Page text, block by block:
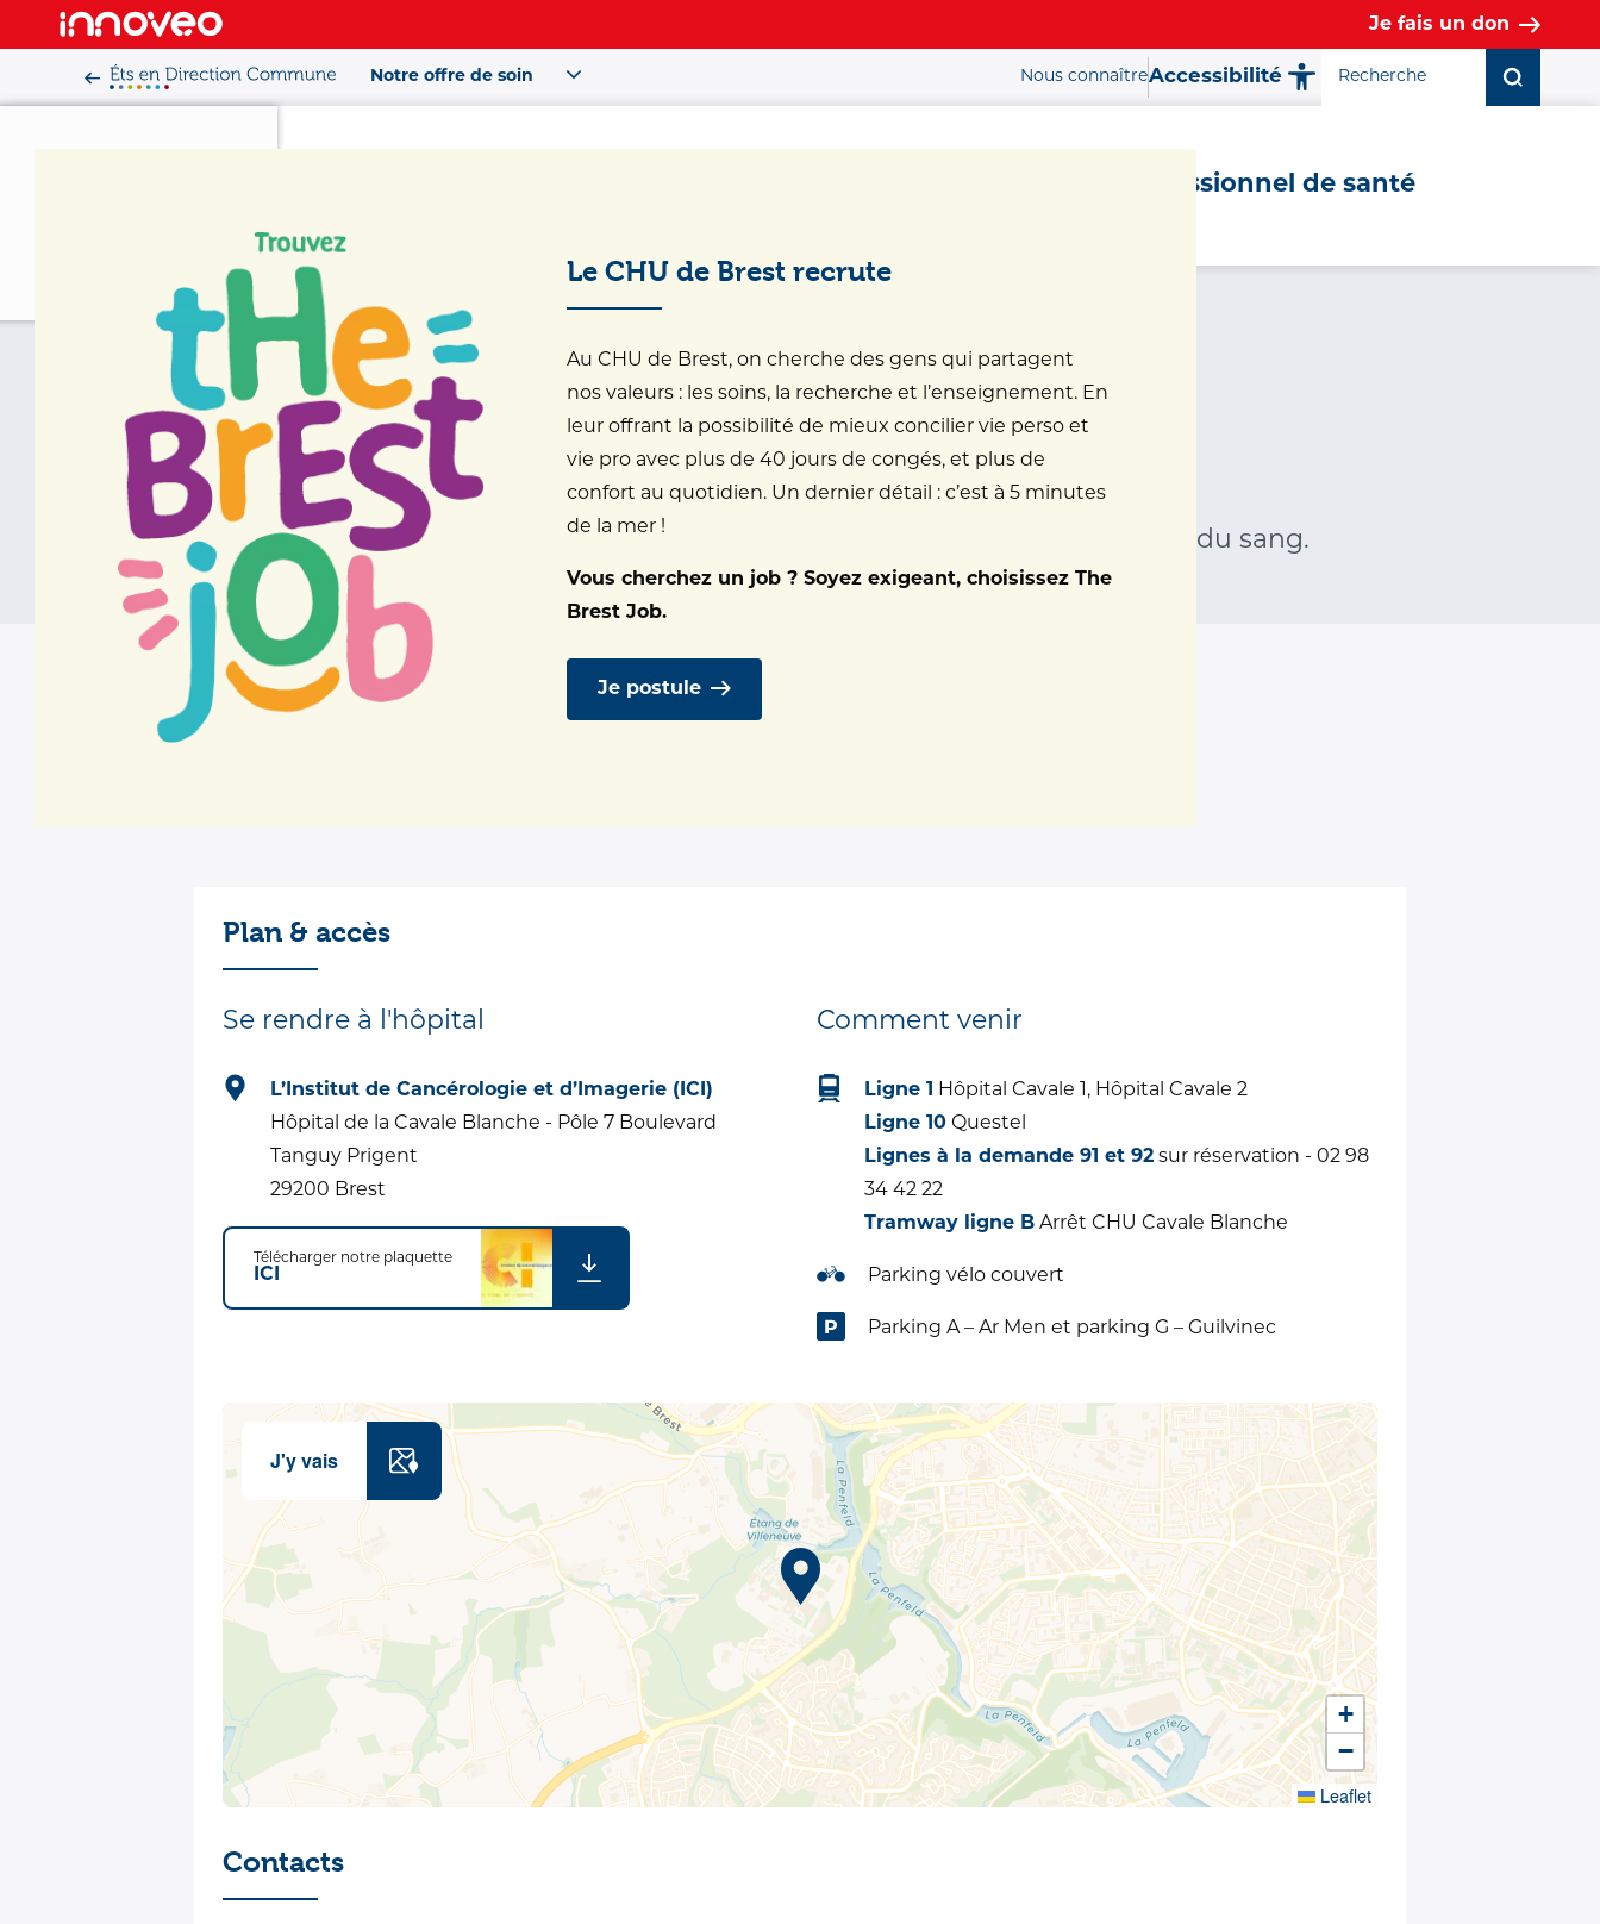
au
Le CHU de Brest recrute
Au CHU de Brest, on cherche des gens qui partagent
nos valeurs : les soins, la recherche et l’enseignement. En
leur offrant la possibilité de mieux concilier vie perso et
vie pro avec plus de 40 jours de congés, et plus de
confort au quotidien. Un dernier détail : c’est à 5 minutes
de la mer !
Vous cherchez un job ? Soyez exigeant, choisissez The
Brest Job.
Je postule
Je fais un don
Notre offre de soin Nous connaîtreAccessibilité
Professionnel de santé
Accueil > Offre de soin > Hématologie
Hématologie
Le service d’hématologie diagnostique, traite et assure le suivi des maladies du sang.
Informations pratiques
Plan & accès
Se rendre à l'hôpital
L’Institut de Cancérologie et d’Imagerie (ICI)
Hôpital de la Cavale Blanche - Pôle 7 Boulevard
Tanguy Prigent
29200 Brest
Télécharger notre plaquette
ICI
Comment venir
Ligne 1
Hôpital Cavale 1, Hôpital Cavale 2
Ligne 10 Questel
Lignes à la demande 91 et 92 sur réservation - 02 98
34 42 22
Tramway ligne B Arrêt CHU Cavale Blanche
Parking vélo couvert
Parking A – Ar Men et parking G – Guilvinec
J'y vais
+
−
Leaflet
Contacts